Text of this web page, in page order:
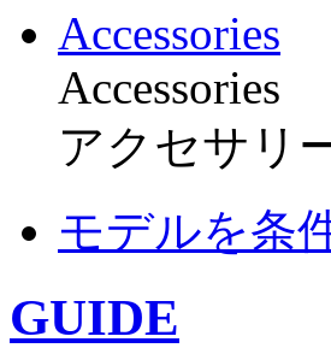
Accessories
アクセサリ
モデルを条
GUIDE